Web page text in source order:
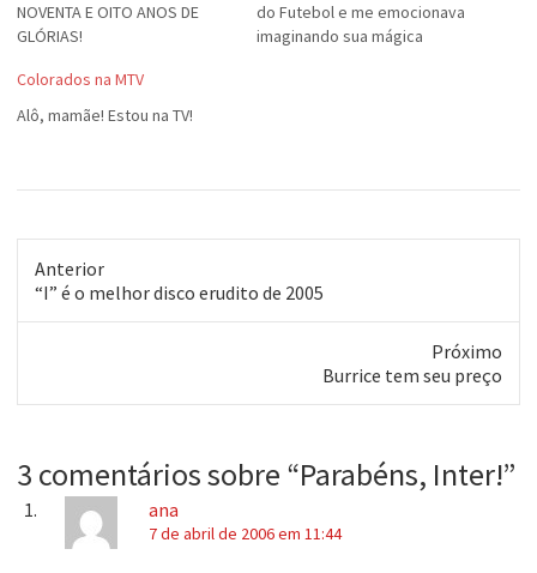
NOVENTA E OITO ANOS DE
GLÓRIAS!
do Futebol e me emocionava
imaginando sua mágica
Colorados na MTV
Alô, mamãe! Estou na TV!
Anterior
Post
anterior:
“I” é o melhor disco erudito de 2005
Próximo
post:
Burrice tem seu preço
3 comentários sobre “Parabéns, Inter!”
ana
7 de abril de 2006 em 11:44